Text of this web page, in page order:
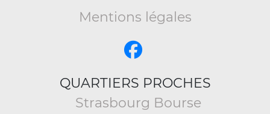
Mentions légales
QUARTIERS PROCHES
Strasbourg Bourse